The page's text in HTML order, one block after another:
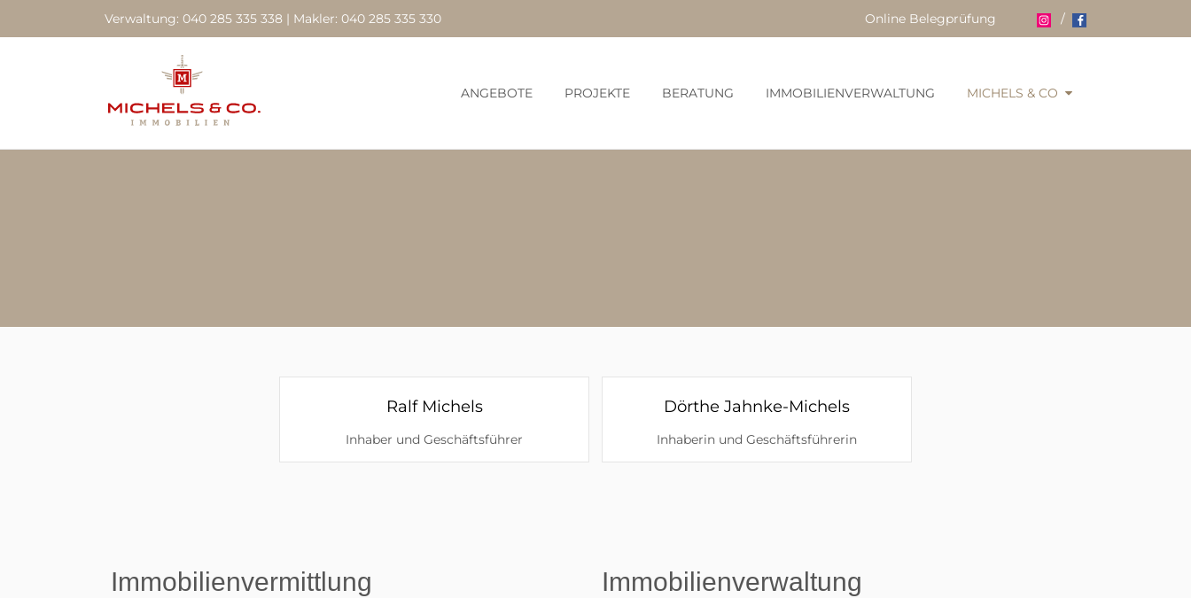
Verwaltung: 040 285 335 338 | Makler: 040 285 335 330 Online Belegprüfung /
ANGEBOTE PROJEKTE BERATUNG IMMOBILIENVERWALTUNG MICHELS & CO
040 285 335 335
Ralf Michels
Inhaber und Geschäftsführer
040 285 335 338
Dörthe Jahnke-Michels
Inhaberin und Geschäftsführerin
Immobilienvermittlung Immobilienverwaltung